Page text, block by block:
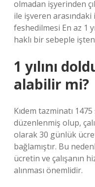
olmadan işyerinden
ile işveren
feshedilmesi En az 1
haklı bir sebeple işten
1 yılını
alabilir mi?
Kıdem tazminatı 1475
düzenlenmiş olup,
olarak 30 günlük
bağlamıştır. Bu
ücretin ve çalışanın
alınması önemlidir.